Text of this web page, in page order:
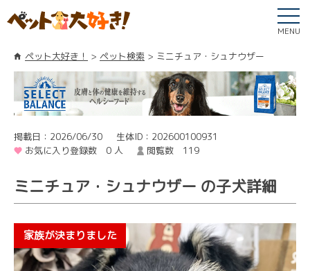
MENU
ペット大好き！ ペット検索 ミニチュア・シュナウザー
掲載日：2026/06/30
生体ID：202600100931
お気に入り登録数 0 人
閲覧数 119
ミニチュア・シュナウザー の子犬詳細